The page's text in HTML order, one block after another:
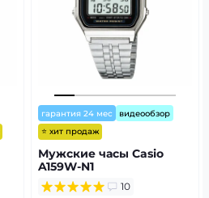
гарантия 24 мес
видеообзор
⭐ хит продаж
Мужские часы Casio
A159W-N1
10